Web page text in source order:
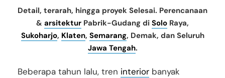
Detail, terarah, hingga proyek Selesai. Perencanaan
& arsitektur Pabrik-Gudang di Solo Raya,
Sukoharjo, Klaten, Semarang, Demak, dan Seluruh
Jawa Tengah.
Beberapa tahun lalu, tren interior banyak